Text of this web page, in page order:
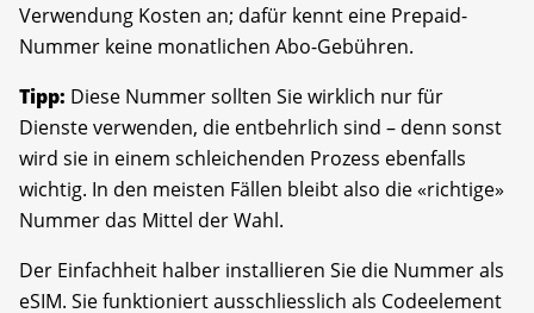
Verwendung Kosten an; dafür kennt eine Prepaid-
Nummer keine monatlichen Abo-Gebühren.
Tipp: Diese Nummer sollten Sie wirklich nur für
Dienste verwenden, die entbehrlich sind – denn sonst
wird sie in einem schleichenden Prozess ebenfalls
wichtig. In den meisten Fällen bleibt also die «richtige»
Nummer das Mittel der Wahl.
Der Einfachheit halber installieren Sie die Nummer als
eSIM. Sie funktioniert ausschliesslich als Codeelement